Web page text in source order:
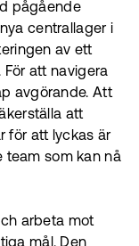
pågående
centrallager i
av ett
För att navigera
avgörande. Att
att
för att lyckas är
team som kan nå
arbeta mot